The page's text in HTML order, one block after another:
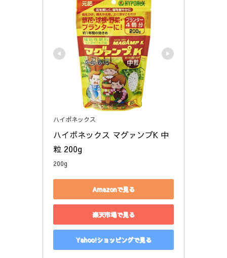
ハイポネックス
ハイポネックス マグァンプK 中
粒 200g
200g
Amazonで見る
楽天市場で見る
Yahoo!ショッピングで見る